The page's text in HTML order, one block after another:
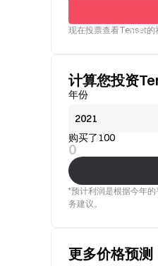
看好
不看
现在投票查看Tenset的
计算您投资
年份
购买了100
0
*预计利润是根据今年
务建议。
更多价格预测